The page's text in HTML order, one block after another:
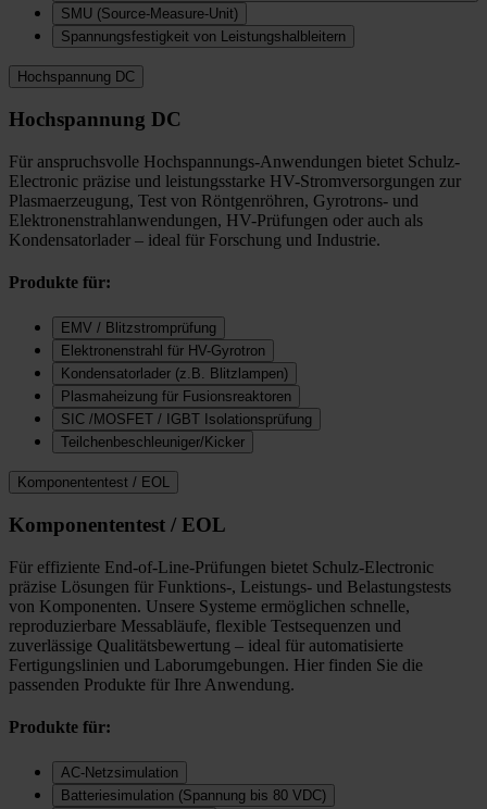
SMU (Source-Measure-Unit)
Spannungsfestigkeit von Leistungshalbleitern
Hochspannung DC
Hochspannung DC
Für anspruchsvolle Hochspannungs-Anwendungen bietet Schulz-
Electronic präzise und leistungsstarke HV-Stromversorgungen zur
Plasmaerzeugung, Test von Röntgenröhren, Gyrotrons- und
Elektronenstrahlanwendungen, HV-Prüfungen oder auch als
Kondensatorlader – ideal für Forschung und Industrie.
Produkte für:
EMV / Blitzstromprüfung
Elektronenstrahl für HV-Gyrotron
Kondensatorlader (z.B. Blitzlampen)
Plasmaheizung für Fusionsreaktoren
SIC /MOSFET / IGBT Isolationsprüfung
Teilchenbeschleuniger/Kicker
Komponententest / EOL
Komponententest / EOL
Für effiziente End-of-Line-Prüfungen bietet Schulz-Electronic
präzise Lösungen für Funktions-, Leistungs- und Belastungstests
von Komponenten. Unsere Systeme ermöglichen schnelle,
reproduzierbare Messabläufe, flexible Testsequenzen und
zuverlässige Qualitätsbewertung – ideal für automatisierte
Fertigungslinien und Laborumgebungen. Hier finden Sie die
passenden Produkte für Ihre Anwendung.
Produkte für:
AC-Netzsimulation
Batteriesimulation (Spannung bis 80 VDC)